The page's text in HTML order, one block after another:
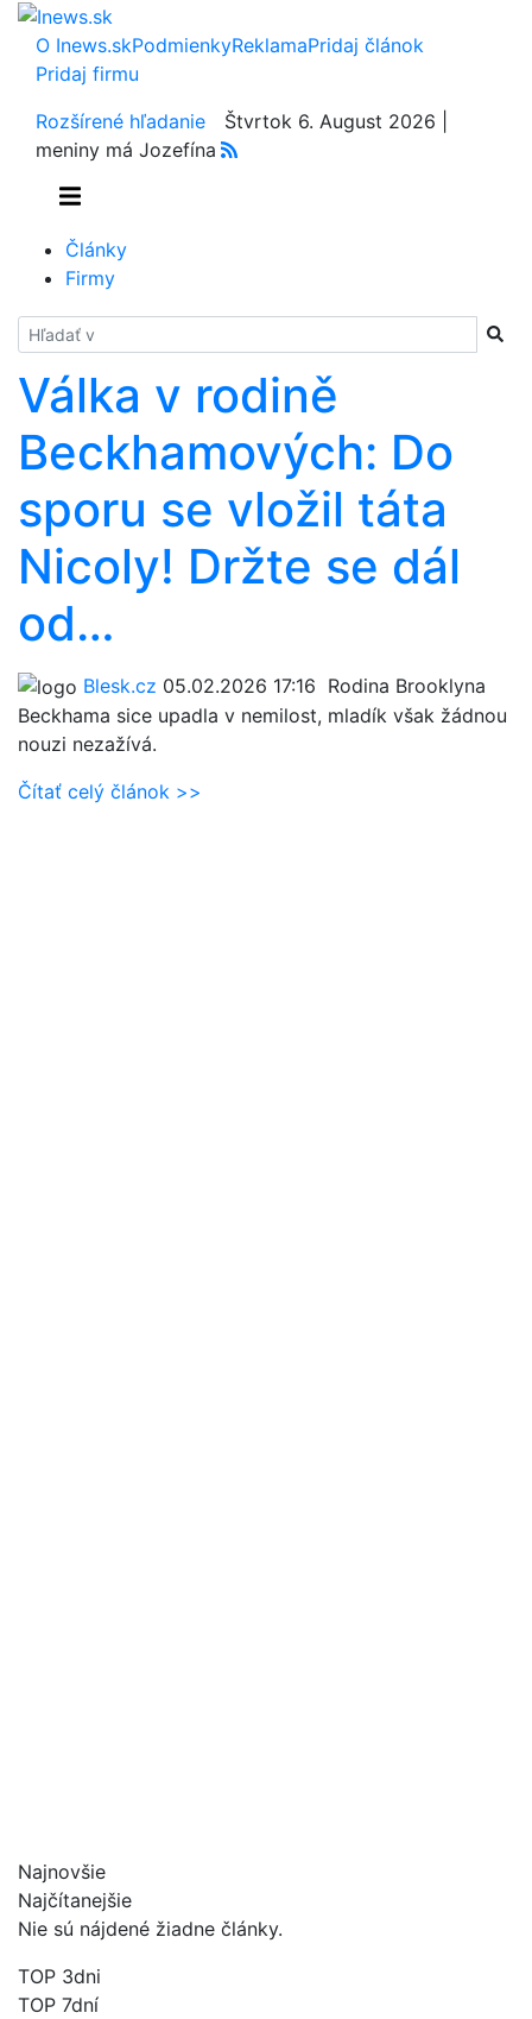
O Inews.skPodmienkyReklamaPridaj článok
Pridaj firmu
Rozšírené hľadanie
Štvrtok 6. August 2026 |
meniny má Jozefína
Články
Firmy
Hladať
Válka v rodině
Beckhamových: Do
sporu se vložil táta
Nicoly! Držte se dál
od…
Blesk.cz 05.02.2026 17:16 Rodina Brooklyna
Beckhama sice upadla v nemilost, mladík však žádnou
nouzi nezažívá.
Čítať celý článok >>
Najnovšie
Najčítanejšie
Nie sú nájdené žiadne články.
TOP 3dni
TOP 7dní